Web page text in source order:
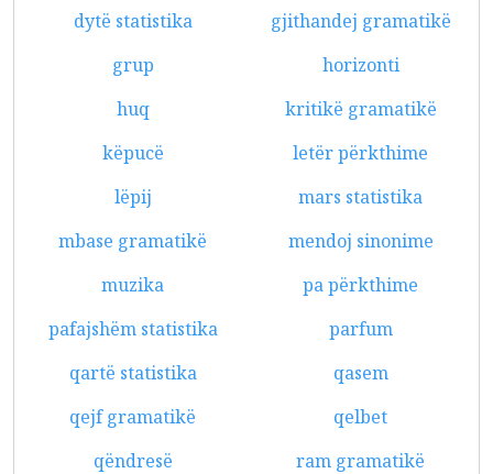
dytë statistika
gjithandej gramatikë
grup
horizonti
huq
kritikë gramatikë
këpucë
letër përkthime
lëpij
mars statistika
mbase gramatikë
mendoj sinonime
muzika
pa përkthime
pafajshëm statistika
parfum
qartë statistika
qasem
qejf gramatikë
qelbet
qëndresë
ram gramatikë